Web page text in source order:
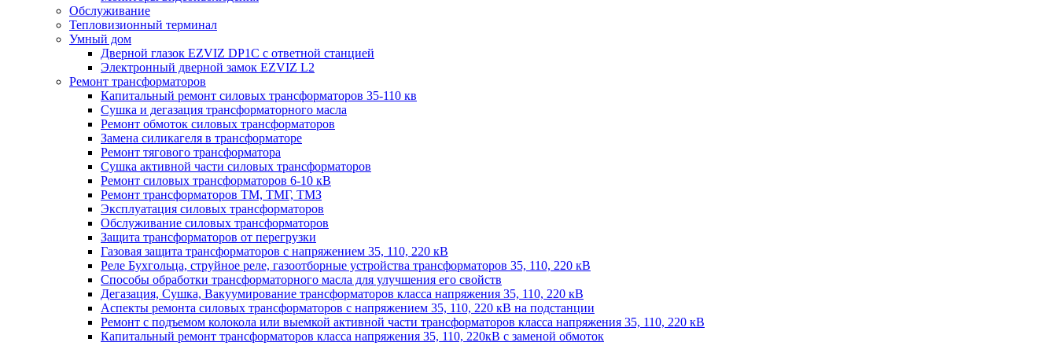
Обслуживание
Тепловизионный терминал
Умный дом
Дверной глазок EZVIZ DP1C с ответной станцией
Электронный дверной замок EZVIZ L2
Ремонт трансформаторов
Капитальный ремонт силовых трансформаторов 35-110 кв
Сушка и дегазация трансформаторного масла
Ремонт обмоток силовых трансформаторов
Замена силикагеля в трансформаторе
Ремонт тягового трансформатора
Сушка активной части силовых трансформаторов
Ремонт силовых трансформаторов 6-10 кВ
Ремонт трансформаторов ТМ, ТМГ, ТМЗ
Эксплуатация силовых трансформаторов
Обслуживание силовых трансформаторов
Защита трансформаторов от перегрузки
Газовая защита трансформаторов с напряжением 35, 110, 220 кВ
Реле Бухгольца, струйное реле, газоотборные устройства трансформаторов 35, 110, 220 кВ
Способы обработки трансформаторного масла для улучшения его свойств
Дегазация, Сушка, Вакуумирование трансформаторов класса напряжения 35, 110, 220 кВ
Аспекты ремонта силовых трансформаторов с напряжением 35, 110, 220 кВ на подстанции
Ремонт с подъемом колокола или выемкой активной части трансформаторов класса напряжения 35, 110, 220 кВ
Капитальный ремонт трансформаторов класса напряжения 35, 110, 220кВ с заменой обмоток